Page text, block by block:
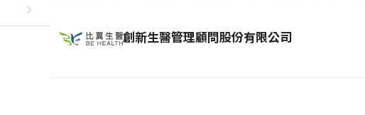
創新生醫管理顧問股份有限公司